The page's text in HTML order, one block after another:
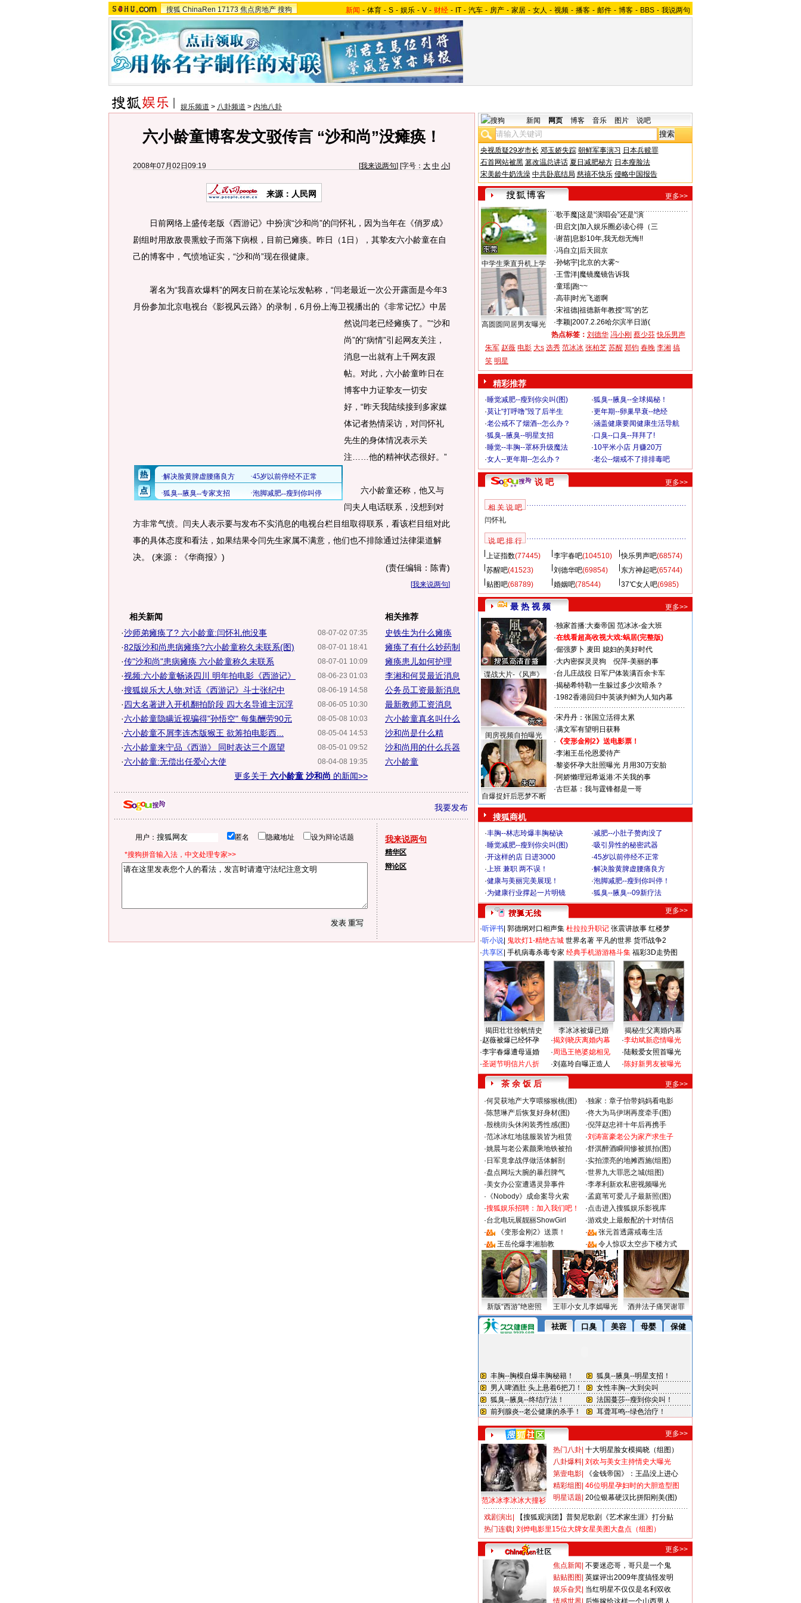
搜狐 ChinaRen 17173 焦点房地产 搜狗 新闻 - 体育 - S - 娱乐 - V - 财经 - IT - 汽车 - 房产 - 家居 - 女人 - 视频 - 播客 - 邮件 - 博客 - BBS - 我说两句
娱乐频道 > 八卦频道 > 内地八卦
六小龄童博客发文驳传言 “沙和尚”没瘫痪！
2008年07月02日09:19 [我来说两句] [字号： 大 中 小]
来源：人民网
日前网络上盛传老版《西游记》中扮演“沙和尚”的闫怀礼，因为当年在《俏罗成》
剧组时用敌敌畏熏蚊子而落下病根，目前已瘫痪。昨日（1日），其挚友六小龄童在自
己的博客中，气愤地证实，“沙和尚”现在很健康。
署名为“我喜欢爆料”的网友日前在某论坛发帖称，“闫老最近一次公开露面是今年3
月份参加北京电视台《影视风云路》的录制，6月份上海卫视播出的《非常记忆》中居
然说闫老已经瘫痪了。 ”“沙和
尚”的“病情”引起网友关注，
消息一出就有上千网友跟
帖。对此，六小龄童昨日在
博客中力证挚友一切安
好，“昨天我陆续接到多家媒
体记者热情采访，对闫怀礼
先生的身体情况表示关
注……他的精神状态很好。”
六小龄童还称，他又与
闫夫人电话联系，没想到对
方非常气愤。闫夫人表示要与发布不实消息的电视台栏目组取得联系，看该栏目组对此
事的具体态度和看法，如果结果令闫先生家属不满意，他们也不排除通过法律渠道解
决。 (来源：《华商报》)
(责任编辑：陈青)
[我来说两句]
相关新闻
08-07-02 07:35
·沙师弟瘫痪了? 六小龄童:闫怀礼他没事
08-07-01 18:41
·82版沙和尚患病瘫痪?六小龄童称久未联系(图)
08-07-01 10:09
·传"沙和尚"患病瘫痪 六小龄童称久未联系
08-06-23 01:03
·视频:六小龄童畅谈四川 明年拍电影《西游记》
08-06-19 14:58
·搜狐娱乐大人物:对话《西游记》斗士张纪中
08-06-05 10:30
·四大名著进入开机翻拍阶段 四大名导谁主沉浮
08-05-08 10:03
·六小龄童隐瞒近视骗得"孙悟空" 每集酬劳90元
08-05-04 14:53
·六小龄童不屑李连杰版猴王 欲筹拍电影西...
08-05-01 09:52
·六小龄童来宁品《西游》 同时表达三个愿望
08-04-08 19:35
·六小龄童:无偿出任爱心大使
更多关于 六小龄童 沙和尚 的新闻>>
相关推荐
史铁生为什么瘫痪
瘫痪了有什么妙药制
瘫痪患儿如何护理
李湘和何炅最近消息
公务员工资最新消息
最新教师工资消息
六小龄童真名叫什么
沙和尚是什么精
沙和尚用的什么兵器
六小龄童
我要发布
用户： 匿名 隐藏地址 设为辩论话题
*搜狗拼音输入法，中文处理专家>>
我来说两句
精华区
辩论区
新闻 网页 博客 音乐 图片 说吧
央视质疑29岁市长 邓玉娇失踪 朝鲜军事演习 日本兵赎罪
石首网站被黑 篡改温总讲话 夏日减肥秘方 日本瘦脸法
宋美龄牛奶洗澡 中共卧底结局 慈禧不快乐 侵略中国报告
更多>>
中学生乘直升机上学
高圆圆同居男友曝光
·歌手魔| 这是“演唱会”还是“演
· 田启文 加入娱乐圈必读心得（三
·谢苗| 息影10年,我无怨无悔!!
·冯自立 后天回京
·孙铭宇| 北京的大雾~
·王雪洋| 魔镜魔镜告诉我
·童瑶| 跑~~
·高菲| 时光飞逝啊
·宋祖德| 祖德新年教授“骂”的艺
·李颖| 2007.2.26哈尔滨半日游(
热点标签： 刘德华 冯小刚 蔡少芬 快乐男声
朱军 赵薇 电影 大s 选秀 范冰冰 张柏芝 苏醒 郑钧 春晚 李湘 搞
笑 明星
精彩推荐
·睡觉减肥--瘦到你尖叫(图) ·狐臭--腋臭--全球揭秘！
·莫让“打呼噜”毁了后半生 ·更年期--卵巢早衰--绝经
·老公戒不了烟酒--怎么办？ ·涵盖健康要闻健康生活导航
·狐臭--腋臭--明星支招 ·口臭--口臭--拜拜了!
·睡觉--丰胸--罩杯升级魔法 ·10平米小店 月赚20万
·女人--更年期--怎么办？ ·老公--烟戒不了排排毒吧
说 吧 更多>>
相 关 说 吧
闫怀礼
说 吧 排 行
上证指数(77445) 李宇春吧(104510) 快乐男声吧(68574)
苏醒吧(41523) 刘德华吧(69854) 东方神起吧(65744)
贴图吧(68789) 婚姻吧(78544) 37℃女人吧(6985)
最 热 视 频 更多>>
谍战大片-《风声》
闺房视频自拍曝光
自爆捉奸后恶梦不断
·独家首播:大秦帝国 范冰冰-金大班
·在线看超高收视大戏:蜗居(完整版)
·倔强萝卜 麦田 媳妇的美好时代
·大内密探灵灵狗
倪萍-美丽的事
·台儿庄战役 日军尸体装满百余卡车
·揭秘希特勒一生躲过多少次暗杀？
·1982香港回归中英谈判鲜为人知内幕
·宋丹丹：张国立活得太累
·满文军有望明日获释
· 《变形金刚2》送电影票！
·李湘王岳伦恩爱待产
·黎姿怀孕大肚照曝光 月用30万安胎
·阿娇懒理冠希返港:不关我的事
·古巨基：我与霆锋都是一哥
搜狐商机
·丰胸--林志玲爆丰胸秘诀 ·减肥--小肚子赘肉没了
·睡觉减肥--瘦到你尖叫(图) ·吸引异性的秘密武器
·开这样的店 日进3000 ·45岁以前停经不正常
·上班 兼职 两不误！ ·解决脸黄脾虚腰痛良方
·健康与美丽完美展现！ ·泡脚减肥--瘦到你叫停！
·为健康行业撑起一片明镜 ·狐臭--腋臭--09新疗法
更多>>
·听评书 郭德纲对口相声集 杜拉拉升职记 张震讲故事 红楼梦
·听小说 鬼吹灯1-精绝古城 世界名著 平凡的世界 货币战争2
·共享区 手机病毒杀毒专家 经典手机游游格斗集 福彩3D走势图
揭田壮壮徐帆情史 李冰冰被爆已婚
揭秘生父离婚内幕
·赵薇被爆已经怀孕
·李宇春爆遭母逼婚
·圣诞节明信片八折
·揭刘晓庆离婚内幕
·周迅王艳婆媳相见
·刘嘉玲自曝正造人
·李幼斌新恋情曝光
·陆毅爱女照首曝光
·陈好新男友被曝光
茶 余 饭 后
更多>>
·何炅获地产大亨喂猕猴桃(图) ·独家：章子怡带妈妈看电影
·陈慧琳产后恢复好身材(图) ·佟大为马伊琍再度牵手(图)
·殷桃街头休闲装秀性感(图) ·倪萍赵忠祥十年后再携手
·范冰冰红地毯服装皆为租赁 ·刘涛富豪老公为家产求生子
·姚晨与老公素颜乘地铁被拍 ·舒淇醉酒瞬间惨被抓拍(图)
· 日军竟拿战俘做活体解剖 ·实拍漂亮的地摊西施(组图)
·盘点网坛大腕的暴烈脾气 ·世界九大罪恶之城(组图)
·美女办公室遭遇灵异事件 ·李孝利新欢私密视频曝光
· 《Nobody》成命案导火索 ·孟庭苇可爱儿子最新照(图)
·搜狐娱乐招聘：加入我们吧！ ·点击进入搜狐娱乐影视库
·台北电玩展靓丽ShowGirl ·游戏史上最般配的十对情侣
·
《变形金刚2》送票！ ·
张元首透露戒毒生活
·
王岳伦爆李湘胎教 · 令人惊叹太空步下楼方式
新版“西游”绝密照 王菲小女儿李嫣曝光 酒井法子痛哭谢罪
更多>>
范冰冰李冰冰大撞衫
热门八卦 十大明星脸女模揭晓（组图）
八卦爆料 刘欢与美女主持情史大曝光
第壹电影
《金钱帝国》：王晶没上进心
精彩组图 46位明星孕妇时的大胆造型图
明星话题 20位银幕硬汉比拼阳刚美(图)
戏剧演出
【搜狐观演团】普契尼歌剧《艺术家生涯》打分贴
热门连载 刘烨电影里15位大牌女星美图大盘点（组图）
更多>>
焦点新闻 不要迷恋哥，哥只是一个鬼
贴贴图图 英媒评出2009年度搞怪发明
娱乐旮旯 当红明星不仅仅是名利双收
情感世界 后悔嫁给这样一个山西男人